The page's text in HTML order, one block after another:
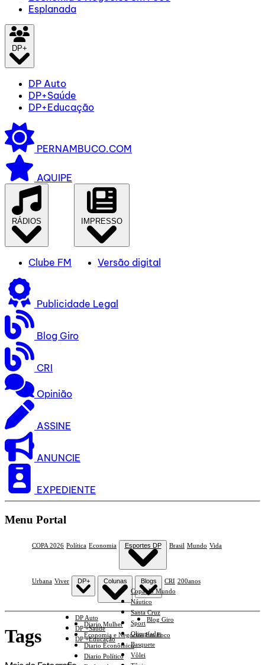
Esplanada
DP+
DP Auto
DP+Saúde
DP+Educação
PERNAMBUCO.COM
AQUIPE
RÁDIOS
Clube FM
IMPRESSO
Versão digital
Publicidade Legal
Blog Giro
CRI
Opinião
ASSINE
ANUNCIE
EXPEDIENTE
Menu Portal
COPA 2026 Política Economia Esportes DP
Copa do Mundo
Náutico
Santa Cruz
Sport
Olimpíadas
Basquete
Vôlei
Brasil Mundo Vida
Urbana Viver DP+
DP Auto
DP +Saúde
DP +Educação
Colunas
Diario Mulher
Economia e Negócios Em Foco
Diario Econômico
Diario Político
Blogs
Blog Giro
CRI 200anos
Tags